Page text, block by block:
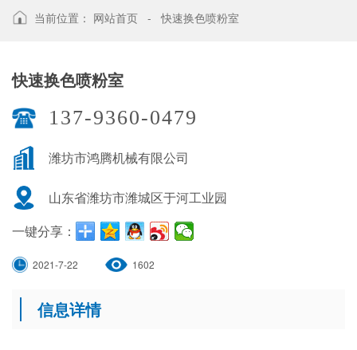
当前位置： 网站首页 -快速换色喷粉室
快速换色喷粉室
137-9360-0479
潍坊市鸿腾机械有限公司
山东省潍坊市潍城区于河工业园
一键分享：
2021-7-22 1602
信息详情